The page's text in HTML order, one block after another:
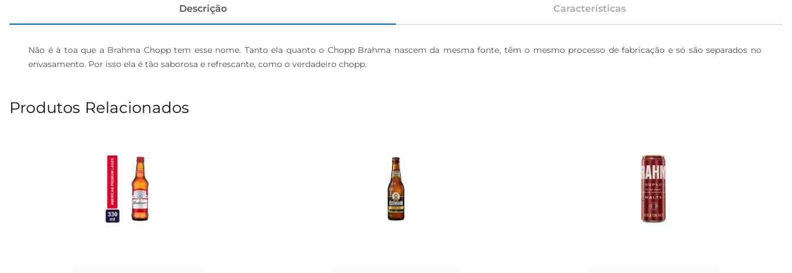
Descrição Características
Não é à toa que a Brahma Chopp tem esse nome. Tanto ela quanto o Chopp Brahma nascem da mesma fonte, têm o mesmo processo de fabricação e só são separados no
envasamento. Por isso ela é tão saborosa e refrescante, como o verdadeiro chopp.
Produtos Relacionados